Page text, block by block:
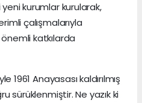
kurumlar kurularak,
çalışmalarıyla
katkılarda
1961 Anayasası kaldırılmış
sürüklenmiştir. Ne yazık ki